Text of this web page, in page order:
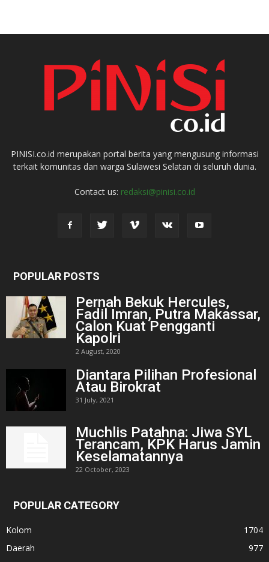
PINISI.co.id merupakan portal berita yang mengusung informasi
terkait komunitas dan warga Sulawesi Selatan di seluruh dunia.
Contact us: redaksi@pinisi.co.id
POPULAR POSTS
Pernah Bekuk Hercules,
Fadil Imran, Putra Makassar,
Calon Kuat Pengganti
Kapolri
2 August, 2020
Diantara Pilihan Profesional
Atau Birokrat
31 July, 2021
Muchlis Patahna: Jiwa SYL
Terancam, KPK Harus Jamin
Keselamatannya
22 October, 2023
POPULAR CATEGORY
Kolom
1704
Daerah
977